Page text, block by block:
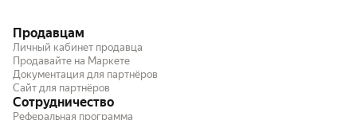
Продавцам
Личный кабинет продавца
Продавайте на Маркете
Документация для партнёров
Сайт для партнёров
Сотрудничество
Реферальная программа